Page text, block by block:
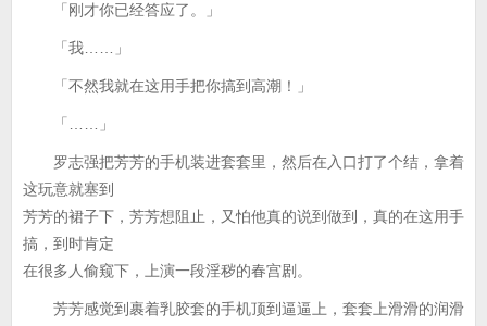
「刚才你已经答应了。」
「我……」
「不然我就在这用手把你搞到高潮！」
「……」
罗志强把芳芳的手机装进套套里，然后在入口打了个结，拿着
这玩意就塞到
芳芳的裙子下，芳芳想阻止，又怕他真的说到做到，真的在这用手
搞，到时肯定
在很多人偷窥下，上演一段淫秽的春宫剧。
芳芳感觉到裹着乳胶套的手机顶到逼逼上，套套上滑滑的润滑